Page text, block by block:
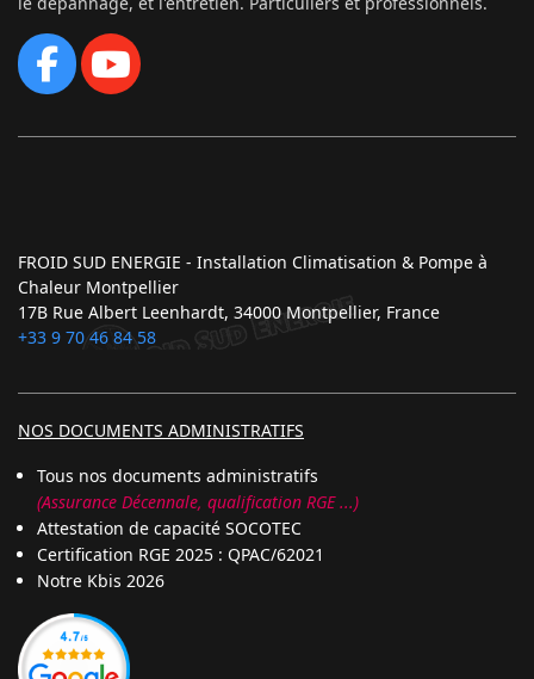
FROID SUD ENERGIE - Installation Climatisation & Pompe à
Chaleur Montpellier
17B Rue Albert Leenhardt, 34000 Montpellier, France
+33 9 70 46 84 58
NOS DOCUMENTS ADMINISTRATIFS
Tous nos documents administratifs
(Assurance Décennale, qualification RGE ...)
Attestation de capacité SOCOTEC
Certification RGE 2025 : QPAC/62021
Notre Kbis 2026